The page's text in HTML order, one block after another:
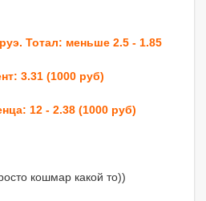
Тотал: меньше 2.5 - 1.85
3.31 (1000 руб)
12 - 2.38 (1000 руб)
кошмар какой то))